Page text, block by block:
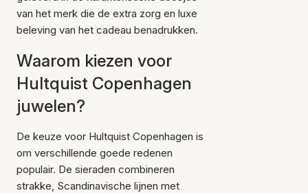
van het merk die de extra zorg en luxe
beleving van het cadeau benadrukken.
Waarom kiezen voor
Hultquist Copenhagen
juwelen?
De keuze voor Hultquist Copenhagen is
om verschillende goede redenen
populair. De sieraden combineren
strakke, Scandinavische lijnen met